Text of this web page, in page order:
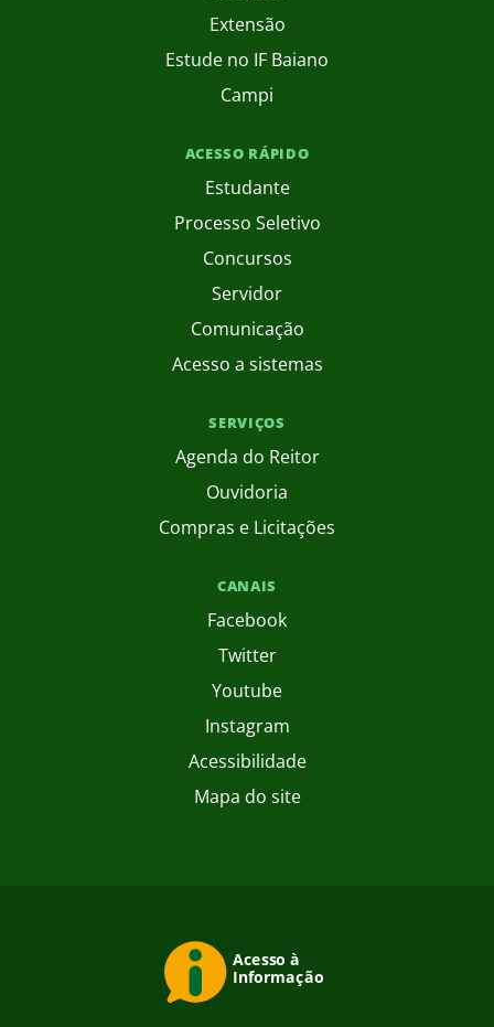
Extensão
Estude no IF Baiano
Campi
ACESSO RÁPIDO
Estudante
Processo Seletivo
Concursos
Servidor
Comunicação
Acesso a sistemas
SERVIÇOS
Agenda do Reitor
Ouvidoria
Compras e Licitações
CANAIS
Facebook
Twitter
Youtube
Instagram
Acessibilidade
Mapa do site